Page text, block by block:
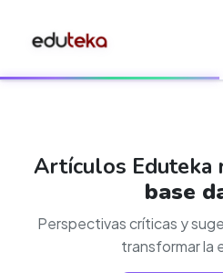
Artículos Eduteka
base
Perspectivas críticas y
transformar la